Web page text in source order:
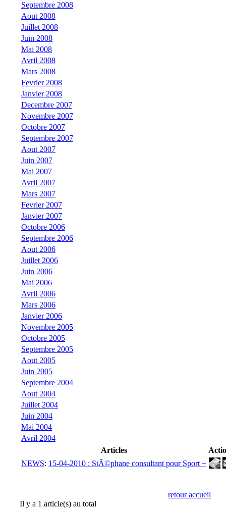
Septembre 2008
Aout 2008
Juillet 2008
Juin 2008
Mai 2008
Avril 2008
Mars 2008
Fevrier 2008
Janvier 2008
Decembre 2007
Novembre 2007
Octobre 2007
Septembre 2007
Aout 2007
Juin 2007
Mai 2007
Avril 2007
Mars 2007
Fevrier 2007
Janvier 2007
Octobre 2006
Septembre 2006
Aout 2006
Juillet 2006
Juin 2006
Mai 2006
Avril 2006
Mars 2006
Janvier 2006
Novembre 2005
Octobre 2005
Septembre 2005
Aout 2005
Juin 2005
Septembre 2004
Aout 2004
Juillet 2004
Juin 2004
Mai 2004
Avril 2004
Articles
NEWS: 15-04-2010 : StÃ©phane consultant pour Sport +
retour accueil
Il y a 1 article(s) au total